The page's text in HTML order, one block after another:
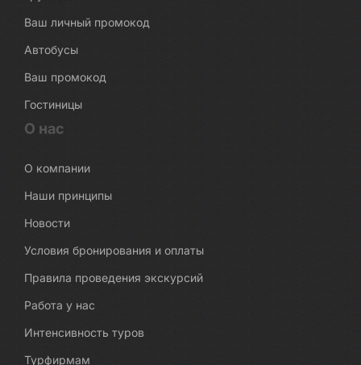
Ваш личный промокод
Автобусы
Ваш промокод
Гостиницы
О нас
О компании
Наши принципы
Новости
Условия бронирования и оплаты
Правила проведения экскурсий
Работа у нас
Интенсивность туров
Турфирмам